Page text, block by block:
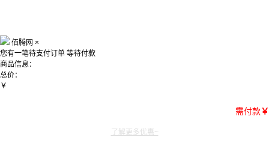
佰腾网 ×
您有一笔待支付订单 等待付款
商品信息：
总价：
￥
需付款￥
了解更多优惠~